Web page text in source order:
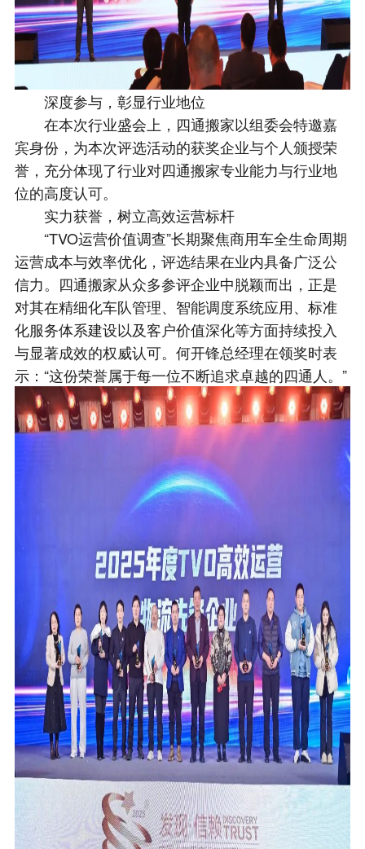
深度参与，彰显行业地位
在本次行业盛会上，四通搬家以组委会特邀嘉
宾身份，为本次评选活动的获奖企业与个人颁授荣
誉，充分体现了行业对四通搬家专业能力与行业地
位的高度认可。
实力获誉，树立高效运营标杆
“TVO运营价值调查”长期聚焦商用车全生命周期
运营成本与效率优化，评选结果在业内具备广泛公
信力。四通搬家从众多参评企业中脱颖而出，正是
对其在精细化车队管理、智能调度系统应用、标准
化服务体系建设以及客户价值深化等方面持续投入
与显著成效的权威认可。何开锋总经理在领奖时表
示：“这份荣誉属于每一位不断追求卓越的四通人。”